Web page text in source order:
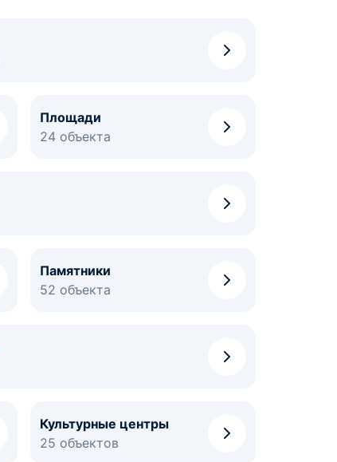
Площади
24 объекта
Памятники
52 объекта
Культурные центры
25 объектов